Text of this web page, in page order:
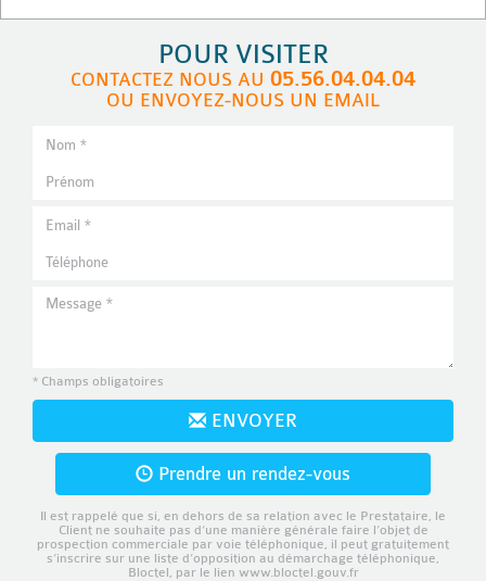
POUR VISITER
CONTACTEZ NOUS AU 05.56.04.04.04
OU ENVOYEZ-NOUS UN EMAIL
* Champs obligatoires
ENVOYER
Prendre un rendez-vous
Il est rappelé que si, en dehors de sa relation avec le Prestataire, le
Client ne souhaite pas d’une manière générale faire l’objet de
prospection commerciale par voie téléphonique, il peut gratuitement
s’inscrire sur une liste d’opposition au démarchage téléphonique,
Bloctel, par le lien www.bloctel.gouv.fr